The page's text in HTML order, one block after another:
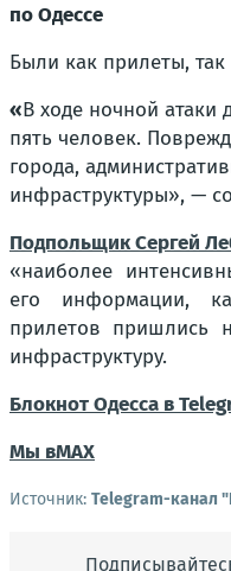
по Одессе
Были как прилеты,
«В ходе ночной атаки
пять человек.
города,
инфраструктуры», —
Подпольщик Сергей
«наиболее
его информации,
прилетов пришлись
инфраструктуру.
Блокнот Одесса в
Мы вМАХ
Источник: Telegram-канал